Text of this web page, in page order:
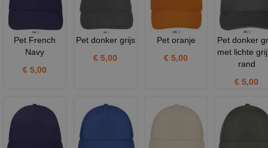
Pet French
Navy
€ 5,00
Pet donker grijs
€ 5,00
Pet oranje
€ 5,00
Pet donker
met lichte
rand
€ 5,00